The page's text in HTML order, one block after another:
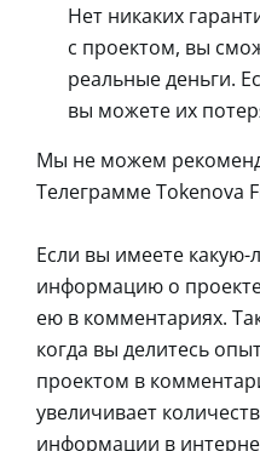
Нет никаких
с проектом, вы
реальные деньги.
вы можете их
Мы не можем
Телеграмме Tokenova
Если вы имеете
информацию о
ею в комментариях.
когда вы делитесь
проектом в
увеличивает
информации в